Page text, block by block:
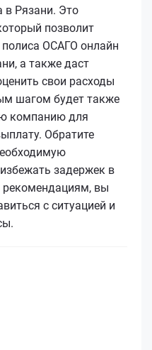
в Рязани. Это
позволит
полиса ОСАГО онлайн
а также даст
свои расходы
шагом будет также
компанию для
Обратите
задержек в
рекомендациям, вы
с ситуацией и